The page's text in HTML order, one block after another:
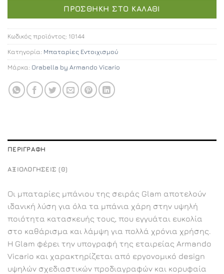
ΠΡΟΣΘΉΚΗ ΣΤΟ ΚΑΛΆΘΙ
Κωδικός προϊόντος: 10144
Κατηγορία: Μπαταρίες Εντοιχισμού
Μάρκα: Orabella by Armando Vicario
ΠΕΡΙΓΡΑΦΉ
ΑΞΙΟΛΟΓΉΣΕΙΣ (0)
Οι μπαταρίες μπάνιου της σειράς Glam αποτελούν
ιδανική λύση για όλα τα μπάνια χάρη στην υψηλή
ποιότητα κατασκευής τους, που εγγυάται ευκολία
στο καθάρισμα και λάμψη για πολλά χρόνια χρήσης.
Η Glam φέρει την υπογραφή της εταιρείας Armando
Vicario και χαρακτηρίζεται από εργονομικό design
υψηλών σχεδιαστικών προδιαγραφών και κορυφαία